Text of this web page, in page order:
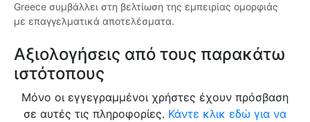
Greece συμβάλλει στη βελτίωση της εμπειρίας ομορφιάς
με επαγγελματικά αποτελέσματα.
Αξιολογήσεις από τους παρακάτω
ιστότοπους
Μόνο οι εγγεγραμμένοι χρήστες έχουν πρόσβαση
σε αυτές τις πληροφορίες. Κάντε κλικ εδώ για να